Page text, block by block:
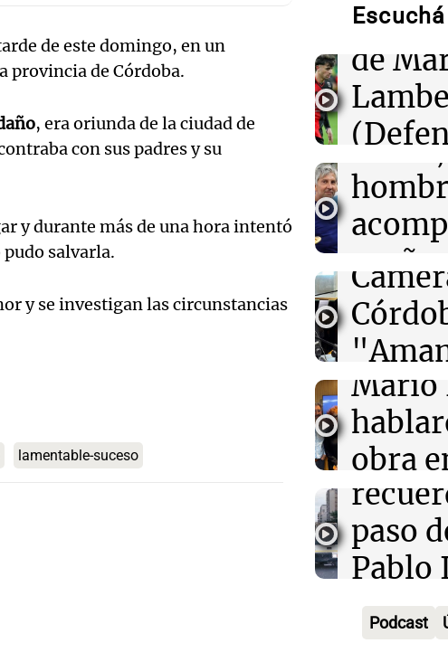
de este domingo, en un
provincia de Córdoba.
, era oriunda de la ciudad de
con sus padres y su
y durante más de una hora intentó
salvarla.
y se investigan las circunstancias
lamentable-suceso
dólares se
apostadores
El futbolista
Pourrain
una cárcel de
en EE. UU.
21:32 Ciencia
¿Por qué los
evolucionaron
diminutos si
21:31 Ciencia
Químicos
reacciones
electrones
solución
de
Deportes
Episodios
Audio.
sueño
La previa
Episodios
Audio.
Pailos
Amamos
Episodios
Audio.
Mario
obra
Amamos
Episodios
Audio.
XIV
paso
Pablo
la
Audio.
de
Audio.
Podcast